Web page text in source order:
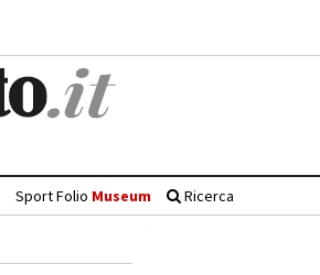
Sport Folio Museum Ricerca